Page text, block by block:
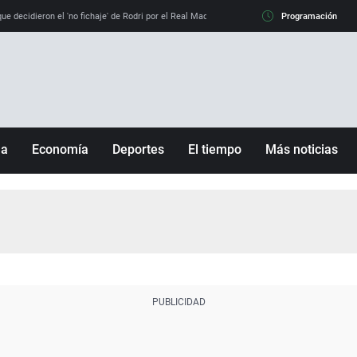
decidieron el 'no fichaje' de Rodri por el Real Madrid y su 'sí' al Barça La llamada
Programación
Economía Deportes El tiempo Más noticias